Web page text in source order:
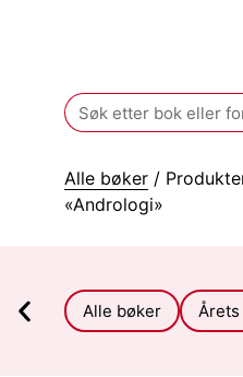
Search
for:
Alle bøker /
«Andrologi»
Alle bøker